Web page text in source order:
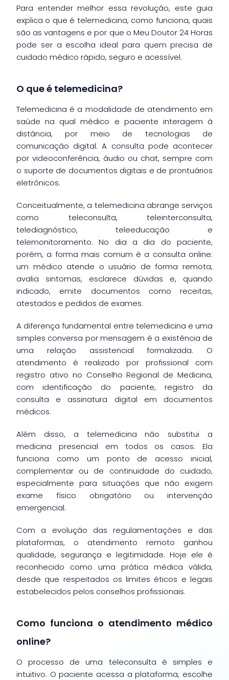
Para entender melhor essa revolução, este guia
explica o que é telemedicina, como funciona, quais
são as vantagens e por que o Meu Doutor 24 Horas
pode ser a escolha ideal para quem precisa de
cuidado médico rápido, seguro e acessível.
O que é telemedicina?
Telemedicina é a modalidade de atendimento em
saúde na qual médico e paciente interagem à
distância, por meio de tecnologias de
comunicação digital. A consulta pode acontecer
por videoconferência, áudio ou chat, sempre com
o suporte de documentos digitais e de prontuários
eletrônicos.
Conceitualmente, a telemedicina abrange serviços
como teleconsulta, teleinterconsulta,
telediagnóstico, teleeducação e
telemonitoramento. No dia a dia do paciente,
porém, a forma mais comum é a consulta online:
um médico atende o usuário de forma remota,
avalia sintomas, esclarece dúvidas e, quando
indicado, emite documentos como receitas,
atestados e pedidos de exames.
A diferença fundamental entre telemedicina e uma
simples conversa por mensagem é a existência de
uma relação assistencial formalizada. O
atendimento é realizado por profissional com
registro ativo no Conselho Regional de Medicina,
com identificação do paciente, registro da
consulta e assinatura digital em documentos
médicos.
Além disso, a telemedicina não substitui a
medicina presencial em todos os casos. Ela
funciona como um ponto de acesso inicial,
complementar ou de continuidade do cuidado,
especialmente para situações que não exigem
exame físico obrigatório ou intervenção
emergencial.
Com a evolução das regulamentações e das
plataformas, o atendimento remoto ganhou
qualidade, segurança e legitimidade. Hoje ele é
reconhecido como uma prática médica válida,
desde que respeitados os limites éticos e legais
estabelecidos pelos conselhos profissionais.
Como funciona o atendimento médico
online?
O processo de uma teleconsulta é simples e
intuitivo. O paciente acessa a plataforma, escolhe